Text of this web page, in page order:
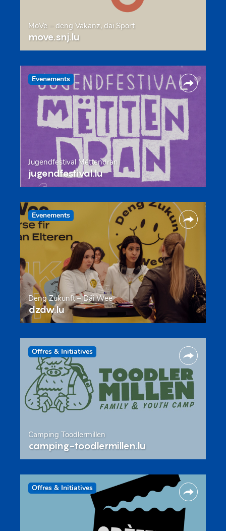
MoVe – deng Vakanz, däi Sport
move.snj.lu
Evenements
Jugendfestival Mëttendran
jugendfestival.lu
Evenements
Deng Zukunft – Däi Wee
dzdw.lu
Offres & Initiatives
Camping Toodlermillen
camping-toodlermillen.lu
Offres & Initiatives